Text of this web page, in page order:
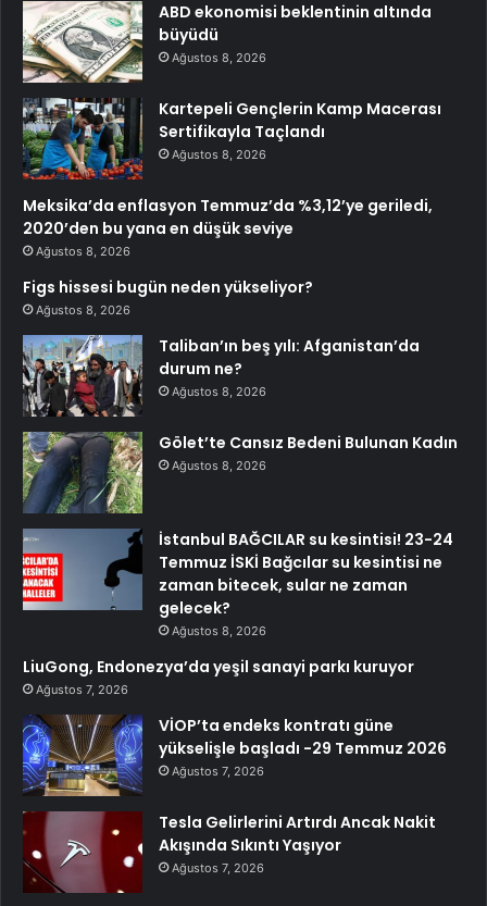
ABD ekonomisi beklentinin altında
büyüdü
Ağustos 8, 2026
Kartepeli Gençlerin Kamp Macerası
Sertifikayla Taçlandı
Ağustos 8, 2026
Meksika’da enflasyon Temmuz’da %3,12’ye geriledi,
2020’den bu yana en düşük seviye
Ağustos 8, 2026
Figs hissesi bugün neden yükseliyor?
Ağustos 8, 2026
Taliban’ın beş yılı: Afganistan’da
durum ne?
Ağustos 8, 2026
Gölet’te Cansız Bedeni Bulunan Kadın
Ağustos 8, 2026
İstanbul BAĞCILAR su kesintisi! 23-24
Temmuz İSKİ Bağcılar su kesintisi ne
zaman bitecek, sular ne zaman
gelecek?
Ağustos 8, 2026
LiuGong, Endonezya’da yeşil sanayi parkı kuruyor
Ağustos 7, 2026
VİOP’ta endeks kontratı güne
yükselişle başladı -29 Temmuz 2026
Ağustos 7, 2026
Tesla Gelirlerini Artırdı Ancak Nakit
Akışında Sıkıntı Yaşıyor
Ağustos 7, 2026